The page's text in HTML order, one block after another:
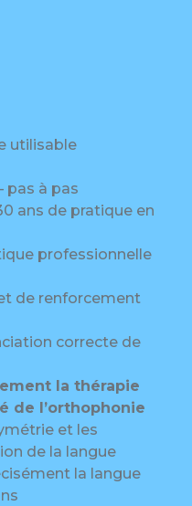
utilisable
pas à pas
ans de pratique en
professionnelle
de renforcement
correcte de
la thérapie
de l’orthophonie
et les
de la langue
la langue